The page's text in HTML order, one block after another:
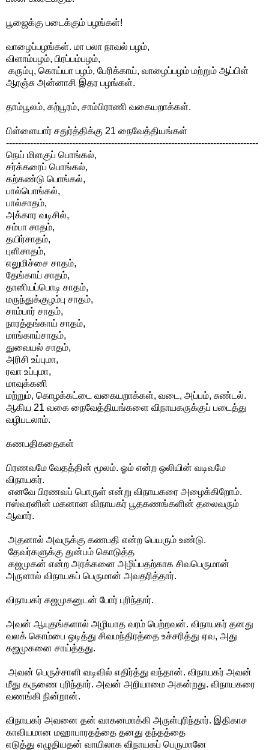
பூஜைக்கு படைக்கும் பழங்கள்!
வாழைப்பழங்கள். மா பலா நாவல் பழம்,
விளாம்பழம், பிரப்பம்பழம்,
கரும்பு, கொய்யா பழம், பேரிக்காய், வாழைப்பழம் மற்றும் ஆப்பிள்
ஆரஞ்சு அன்னாசி இதர பழங்கள்.
தாம்பூலம், கற்பூரம், சாம்பிராணி வகையறாக்கள்.
பிள்ளையார் சதுர்த்திக்கு 21 நைவேத்தியங்கள்
------------------------------------------------------------------------------------
நெய் மிளகுப் பொங்கல்,
சர்க்கரைப் பொங்கல்,
கற்கண்டு பொங்கல்,
பால்பொங்கல்,
பால்சாதம்,
அக்கார வடிசில்,
சம்பா சாதம்,
தயிர்சாதம்,
புளிசாதம்,
எலுமிச்சை சாதம்,
தேங்காய் சாதம்,
தானியப்பொடி சாதம்,
மருந்துக்குழம்பு சாதம்,
சாம்பார் சாதம்,
நாரத்தங்காய் சாதம்,
மாங்காய்சாதம்,
துவையல் சாதம்,
அரிசி உப்புமா,
ரவா உப்புமா,
மாவுக்கனி
மற்றும், கொழக்கட்டை வகையறாக்கள், வடை, அப்பம், சுண்டல்.
ஆகிய 21 வகை நைவேத்தியங்களை விநாயகருக்குப் படைத்து
வழிபடலாம்.
கணபதிகதைகள்
பிரணவமே வேதத்தின் மூலம். ஓம் என்ற ஒலியின் வடிவமே
விநாயகர்.
எனவே பிரணவப் பொருள் என்று விநாயகரை அழைக்கிறோம்.
ஈஸ்வரனின் மகனான விநாயகர் பூதகணங்களின் தலைவரும்
ஆவார்.
அதனால் அவருக்கு கணபதி என்ற பெயரும் உண்டு.
தேவர்களுக்கு துன்பம் கொடுத்த
கஜமுகன் என்ற அரக்கனை அழிப்பதற்காக சிவபெருமான்
அருளால் விநாயகப் பெருமான் அவதரித்தார்.
விநாயகர் கஜமுகனுடன் போர் புரிந்தார்.
அவன் ஆயுதங்களால் அழியாத வரம் பெற்றவன். விநாயகர் தனது
வலக் கொம்பை ஒடித்து சிவமந்திரத்தை உச்சரித்து ஏவ, அது
கஜமுகனை சாய்த்தது.
அவன் பெருச்சாளி வடிவில் எதிர்த்து வந்தான். விநாயகர் அவன்
மீது கருணை புரிந்தார். அவன் அறியாமை அகன்றது. விநாயகரை
வணங்கி நின்றான்.
விநாயகர் அவனை தன் வாகனமாக்கி அருள்புரிந்தார். இதிகாச
காவியமான மஹாபாரதத்தை தனது தந்தத்தை
எடுத்து எழுதியதன் வாயிலாக விநாயகப் பெருமானே